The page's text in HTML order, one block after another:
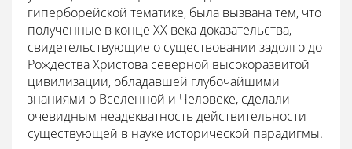
гиперборейской тематике, была вызвана тем, что
полученные в конце XX века доказательства,
свидетельствующие о существовании задолго до
Рождества Христова северной высокоразвитой
цивилизации, обладавшeй глубочайшими
знаниями о Вселенной и Человеке, сделали
очевидным неaдекватность действительности
существующей в науке исторической парадигмы.